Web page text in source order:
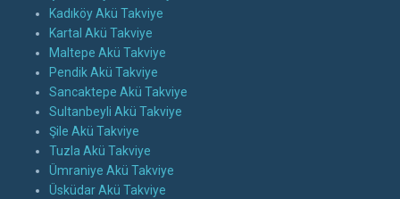
Kadıköy Akü Takviye
Kartal Akü Takviye
Maltepe Akü Takviye
Pendik Akü Takviye
Sancaktepe Akü Takviye
Sultanbeyli Akü Takviye
Şile Akü Takviye
Tuzla Akü Takviye
Ümraniye Akü Takviye
Üsküdar Akü Takviye